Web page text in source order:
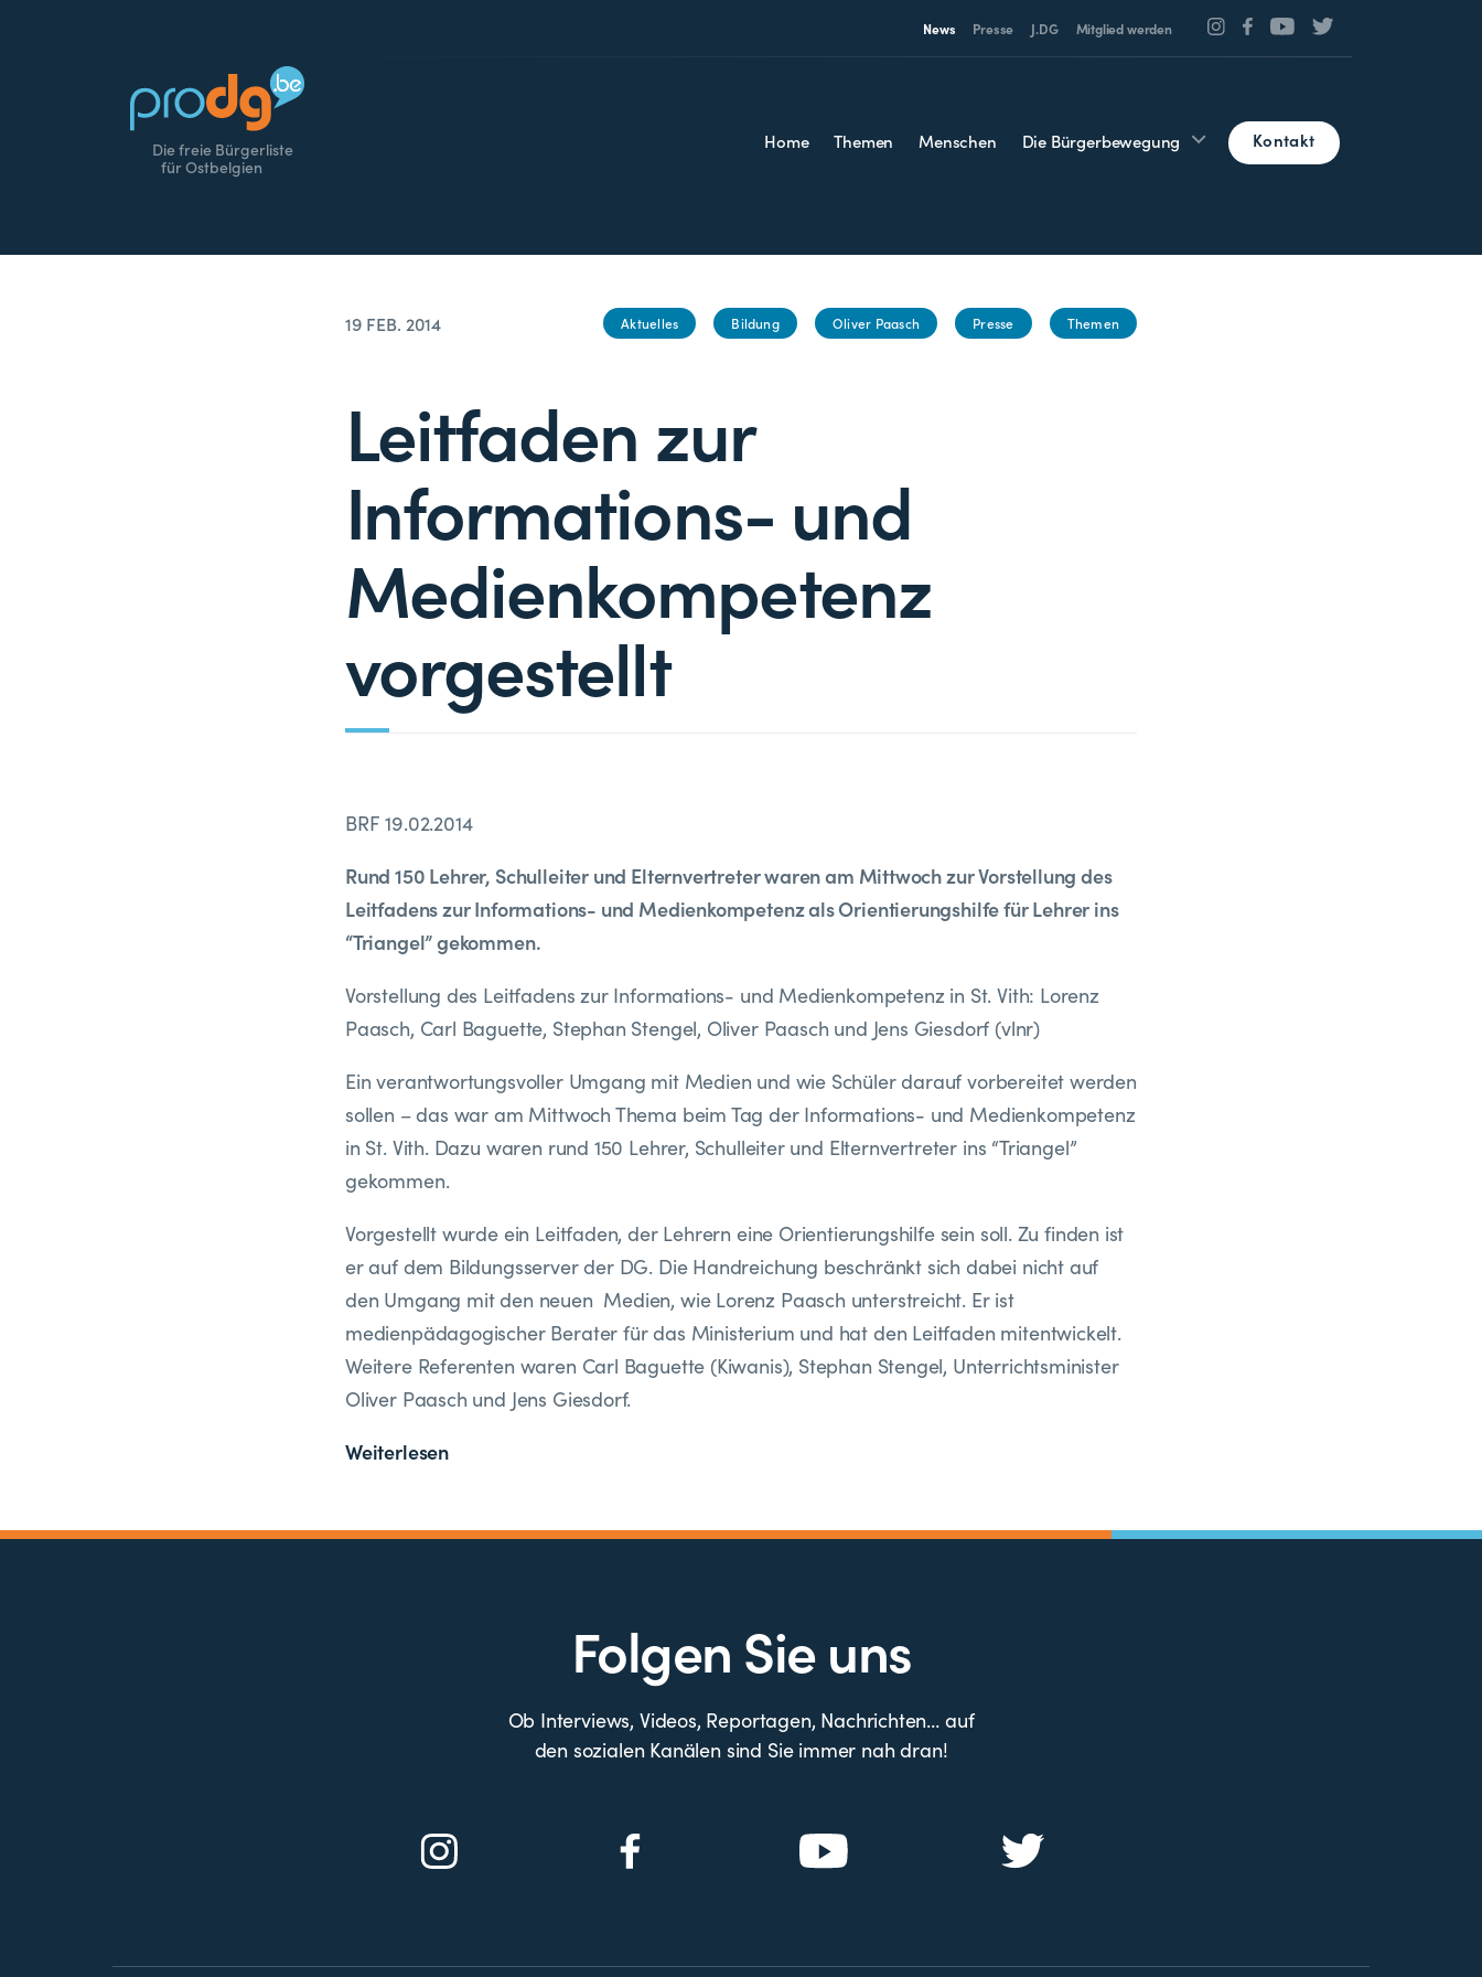
News Presse J.DG Mitglied werden
Die freie Bürgerliste
für Ostbelgien
Home Themen Menschen Die Bürgerbewegung Kontakt
19 FEB. 2014 Aktuelles Bildung Oliver Paasch Presse Themen
Leitfaden zur
Informations- und
Medienkompetenz
vorgestellt
BRF 19.02.2014
Rund 150 Lehrer, Schulleiter und Elternvertreter waren am Mittwoch zur Vorstellung des
Leitfadens zur Informations- und Medienkompetenz als Orientierungshilfe für Lehrer ins
“Triangel” gekommen.
Vorstellung des Leitfadens zur Informations- und Medienkompetenz in St. Vith: Lorenz
Paasch, Carl Baguette, Stephan Stengel, Oliver Paasch und Jens Giesdorf (vlnr)
Ein verantwortungsvoller Umgang mit Medien und wie Schüler darauf vorbereitet werden
sollen – das war am Mittwoch Thema beim Tag der Informations- und Medienkompetenz
in St. Vith. Dazu waren rund 150 Lehrer, Schulleiter und Elternvertreter ins “Triangel”
gekommen.
Vorgestellt wurde ein Leitfaden, der Lehrern eine Orientierungshilfe sein soll. Zu finden ist
er auf dem Bildungsserver der DG. Die Handreichung beschränkt sich dabei nicht auf
den Umgang mit den neuen Medien, wie Lorenz Paasch unterstreicht. Er ist
medienpädagogischer Berater für das Ministerium und hat den Leitfaden mitentwickelt.
Weitere Referenten waren Carl Baguette (Kiwanis), Stephan Stengel, Unterrichtsminister
Oliver Paasch und Jens Giesdorf.
Weiterlesen
Folgen Sie uns
Ob Interviews, Videos, Reportagen, Nachrichten… auf
den sozialen Kanälen sind Sie immer nah dran!